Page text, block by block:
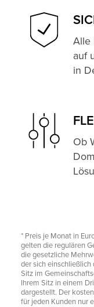
Alle
auf
in
Ob
* Preis je Monat in
gelten die regulären
die gesetzliche
der sich
Sitz im
Ihrem Sitz in einem
dargestellt. Der
für jeden Kunden nur